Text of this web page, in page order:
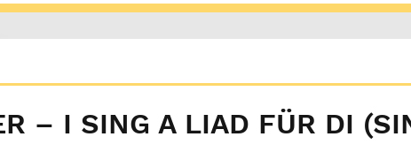
– I SING A LIAD FÜR DI